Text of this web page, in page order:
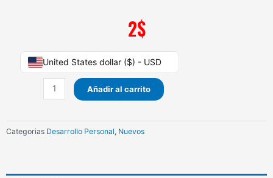
2$
United States dollar ($) - USD
Ropa
tejida
mascotas
Añadir al carrito
Categorias Desarrollo Personal, Nuevos